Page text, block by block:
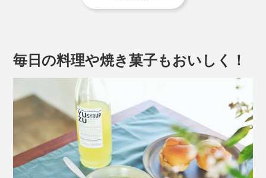
は7.2％（6倍希釈時）。よくあるゆずジュースの果汁は
約3〜4％なので、『YUZU SYRUP』は、ゆず本来の風
味をいっそう深く味わえます。
毎日の料理や焼き菓子もおいしく！